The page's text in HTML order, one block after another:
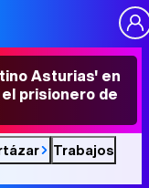
Asturias' en
prisionero de
Trabajos